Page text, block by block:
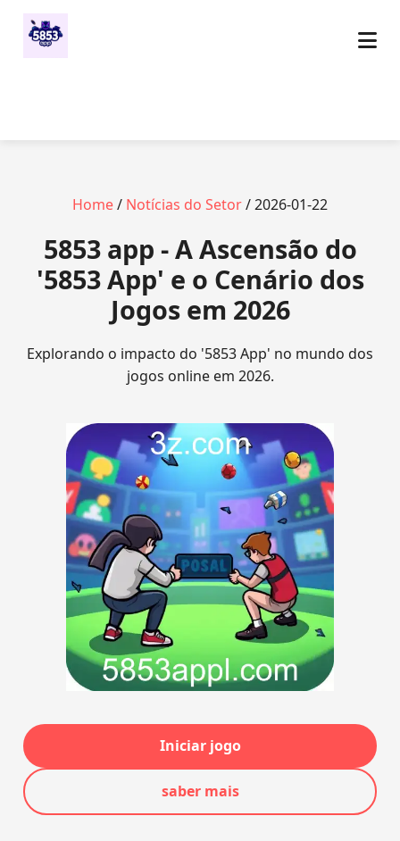
Home/ Notícias do Setor/ 2026-01-22
5853 app - A Ascensão do
'5853 App' e o Cenário dos
Jogos em 2026
Explorando o impacto do '5853 App' no mundo dos
jogos online em 2026.
Iniciar jogo
saber mais